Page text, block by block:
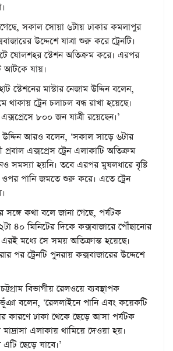
গেছে, সকাল সোয়া ৬টায় ঢাকার কমলাপুর
উদ্দেশে যাত্রা শুরু করে ট্রেনটি।
ষোলশহর স্টেশন অতিক্রম করে। এরপর
আটকে যায়।
স্টেশনের মাস্টার নেজাম উদ্দিন বলেন,
থাকায় ট্রেন চলাচল বন্ধ রাখা হয়েছে।
৮০০ জন যাত্রী রয়েছেন।’
উদ্দিন আরও বলেন, ‘সকাল সাড়ে ৬টার
প্রবাল এক্সপ্রেস ট্রেন এলাকাটি অতিক্রম
সমস্যা হয়নি। তবে এরপর মুষলধারে বৃষ্টি
পানি জমতে শুরু করে। এতে ট্রেন
সঙ্গে কথা বলে জানা গেছে, পর্যটক
২টা ৪০ মিনিটের দিকে কক্সবাজারে পৌঁছানোর
এরই মধ্যে সে সময় অতিক্রান্ত হয়েছে।
পর ট্রেনটি পুনরায় কক্সবাজারের উদ্দেশে
বিভাগীয় রেলওয়ে ব্যবস্থাপক
বলেন, ‘রেললাইনে পানি এবং কয়েকটি
কারণে ঢাকা থেকে ছেড়ে আসা পর্যটক
মাদ্রাসা এলাকায় থামিয়ে দেওয়া হয়।
ছেড়ে যাবে।’